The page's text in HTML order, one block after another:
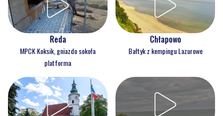
Reda
MPCK Koksik, gniazdo sokoła
platforma
Chłapowo
Bałtyk z kempingu Lazurowe